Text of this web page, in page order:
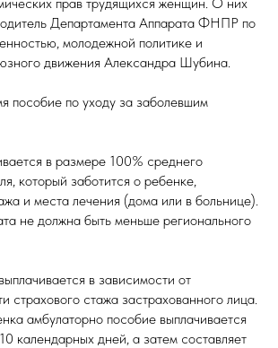
Департамента Аппарата ФНПР по
молодежной политике и
движения Александра Шубина.
пособие по уходу за заболевшим
в размере 100% среднего
который заботится о ребенке,
и места лечения (дома или в больнице).
не должна быть меньше регионального
в зависимости от
страхового стажа застрахованного лица.
амбулаторно пособие выплачивается
календарных дней, а затем составляет